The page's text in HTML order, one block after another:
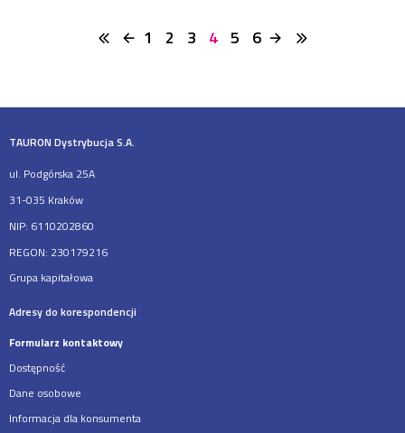
1 2 3 4 5 6
TAURON Dystrybucja S.A.
ul. Podgórska 25A
31-035 Kraków
NIP: 6110202860
REGON: 230179216
Grupa kapitałowa
Adresy do korespondencji
Formularz kontaktowy
Dostępność
Dane osobowe
Informacja dla konsumenta